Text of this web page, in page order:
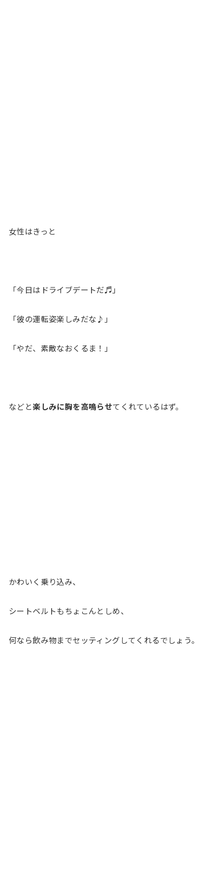
女性はきっと
「今日はドライブデートだ♬」
「彼の運転姿楽しみだな♪」
「やだ、素敵なおくるま！」
などと楽しみに胸を高鳴らせてくれているはず。
かわいく乗り込み、
シートベルトもちょこんとしめ、
何なら飲み物までセッティングしてくれるでしょう。